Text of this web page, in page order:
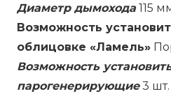
Диаметр дымохода 115
Возможность
облицовке «Ламель»
Возможность
парогенерирующие3 шт.